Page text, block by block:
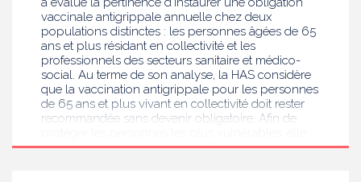
vaccinale antigrippale annuelle chez deux
populations distinctes : les personnes âgées de 65
ans et plus résidant en collectivité et les
professionnels des secteurs sanitaire et médico-
social. Au terme de son analyse, la HAS considère
que la vaccination antigrippale pour les personnes
de 65 ans et plus vivant en collectivité doit rester
recommandée sans devenir obligatoire. Afin de
recommande en revanche la mise en place d’une